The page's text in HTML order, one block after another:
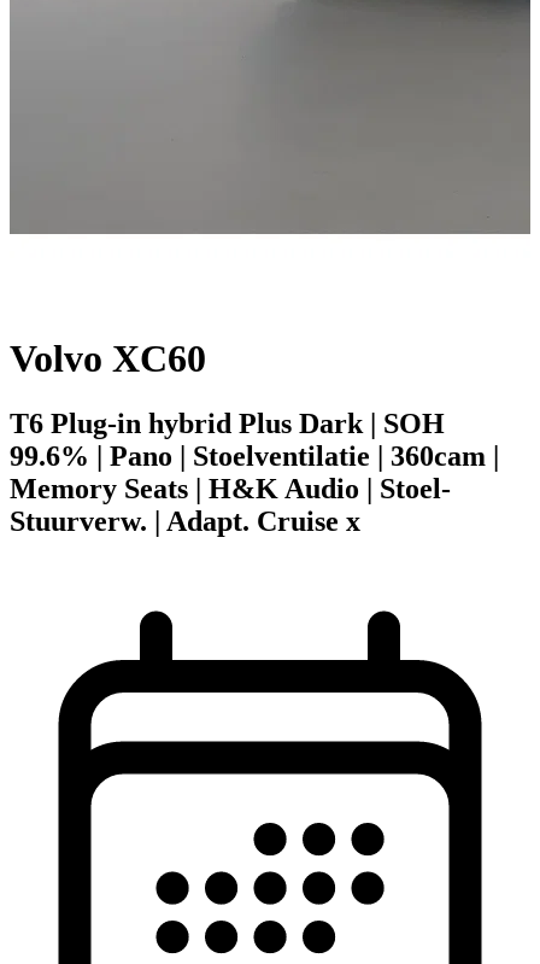
Volvo XC60
T6 Plug-in hybrid Plus Dark | SOH
99.6% | Pano | Stoelventilatie | 360cam |
Memory Seats | H&K Audio | Stoel-
Stuurverw. | Adapt. Cruise x